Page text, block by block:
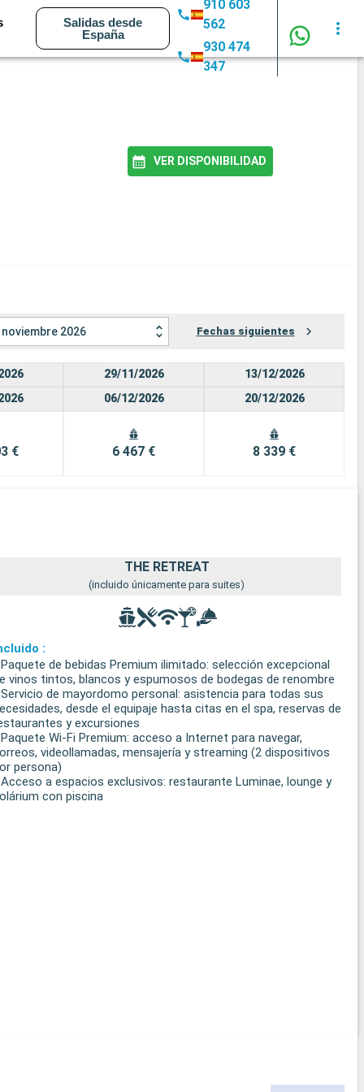
Salidas desde
España
910 603
562
930 474
347
VER DISPONIBILIDAD
noviembre 2026 Fechas siguientes
€
29/11/2026
06/12/2026
6 467 €
13/12/2026
20/12/2026
8 339 €
THE RETREAT
(incluido únicamente para suites)
:
de bebidas Premium ilimitado: selección excepcional
vinos tintos, blancos y espumosos de bodegas de renombre
de mayordomo personal: asistencia para todas sus
desde el equipaje hasta citas en el spa, reservas de
y excursiones
Wi-Fi Premium: acceso a Internet para navegar,
videollamadas, mensajería y streaming (2 dispositivos
persona)
a espacios exclusivos: restaurante Luminae, lounge y
con piscina